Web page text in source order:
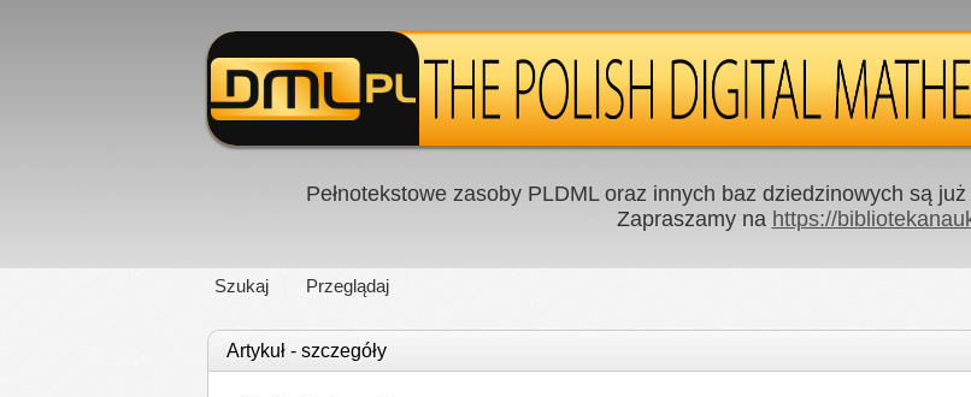
Pełnotekstowe zasoby PLDML oraz innych baz dziedzinowych są
Zapraszamy na https://
Szukaj Przeglądaj
Artykuł - szczegóły